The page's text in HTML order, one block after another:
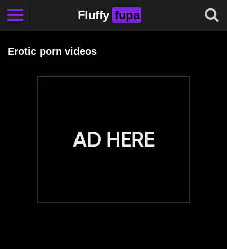
Fluffy fupa
Erotic porn videos